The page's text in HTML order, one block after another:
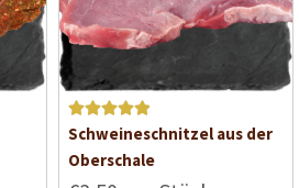
Bewertet mit
5von 5
Schweineschnitzel aus der
Oberschale